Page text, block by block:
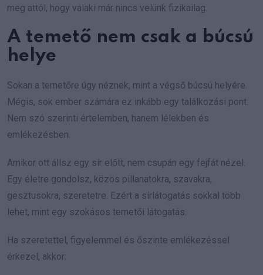
meg attól, hogy valaki már nincs velünk fizikailag.
A temető nem csak a búcsú
helye
Sokan a temetőre úgy néznek, mint a végső búcsú helyére.
Mégis, sok ember számára ez inkább egy találkozási pont.
Nem szó szerinti értelemben, hanem lélekben és
emlékezésben.
Amikor ott állsz egy sír előtt, nem csupán egy fejfát nézel.
Egy életre gondolsz, közös pillanatokra, szavakra,
gesztusokra, szeretetre. Ezért a sírlátogatás sokkal több
lehet, mint egy szokásos temetői látogatás.
Ha szeretettel, figyelemmel és őszinte emlékezéssel
érkezel, akkor: